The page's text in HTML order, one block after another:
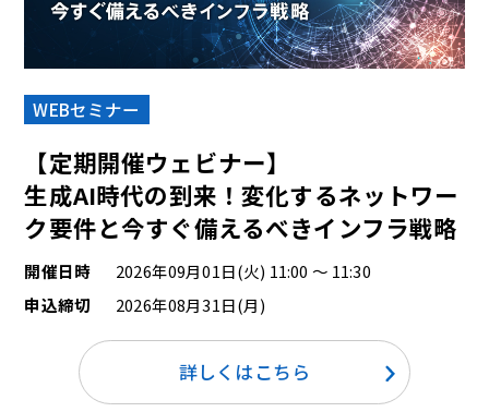
WEBセミナー
【定期開催ウェビナー】
生成AI時代の到来！変化するネットワー
ク要件と今すぐ備えるべきインフラ戦略
開催日時
2026年09月01日(火) 11:00 ～ 11:30
申込締切
2026年08月31日(月)
詳しくはこちら